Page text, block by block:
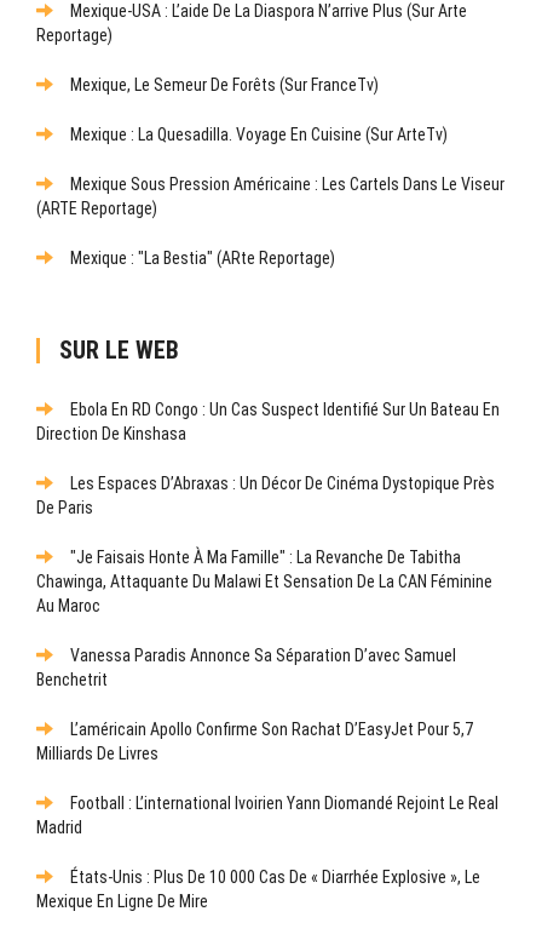
Mexique-USA : L’aide De La Diaspora N’arrive Plus (sur Arte
Reportage)
Mexique, Le Semeur De Forêts (sur FranceTv)
Mexique : La Quesadilla. Voyage En Cuisine (sur ArteTv)
Mexique Sous Pression Américaine : Les Cartels Dans Le Viseur
(ARTE Reportage)
Mexique : "La Bestia" (ARte Reportage)
SUR LE WEB
Ebola En RD Congo : Un Cas Suspect Identifié Sur Un Bateau En
Direction De Kinshasa
Les Espaces D’Abraxas : Un Décor De Cinéma Dystopique Près
De Paris
"Je Faisais Honte À Ma Famille" : La Revanche De Tabitha
Chawinga, Attaquante Du Malawi Et Sensation De La CAN Féminine
Au Maroc
Vanessa Paradis Annonce Sa Séparation D’avec Samuel
Benchetrit
L’américain Apollo Confirme Son Rachat D’EasyJet Pour 5,7
Milliards De Livres
Football : L’international Ivoirien Yann Diomandé Rejoint Le Real
Madrid
États-Unis : Plus De 10 000 Cas De « Diarrhée Explosive », Le
Mexique En Ligne De Mire